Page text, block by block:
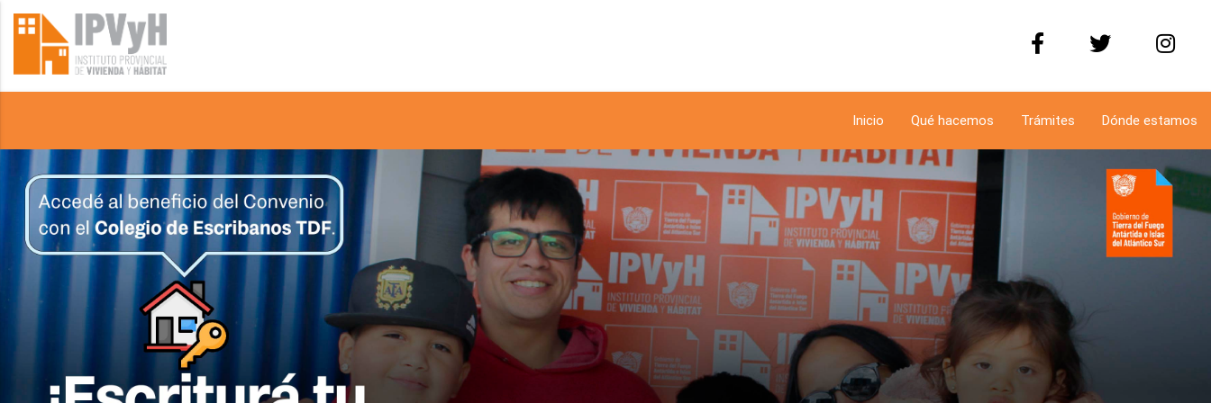
Inicio Qué hacemos Trámites Dónde estamos